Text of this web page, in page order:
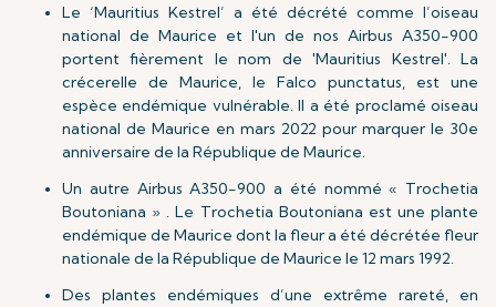
Le ‘Mauritius Kestrel’ a été décrété comme l’oiseau
national de Maurice et l'un de nos Airbus A350-900
portent fièrement le nom de 'Mauritius Kestrel'. La
crécerelle de Maurice, le Falco punctatus, est une
espèce endémique vulnérable. Il a été proclamé oiseau
national de Maurice en mars 2022 pour marquer le 30e
anniversaire de la République de Maurice.
Un autre Airbus A350-900 a été nommé « Trochetia
Boutoniana » . Le Trochetia Boutoniana est une plante
endémique de Maurice dont la fleur a été décrétée fleur
nationale de la République de Maurice le 12 mars 1992.
Des plantes endémiques d’une extrême rareté, en